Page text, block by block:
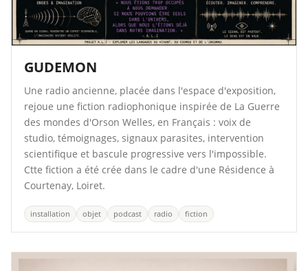
GUDEMON
Une radio ancienne, placée dans l'espace d'exposition,
rejoue une fiction radiophonique inspirée de La Guerre
des mondes d'Orson Welles, en Français : voix de
studio, témoignages, signaux parasites, intervention
scientifique et bascule progressive vers l'impossible.
Ctte fiction a été crée dans le cadre d'une Résidence à
Courtenay, Loiret.
installation objet podcast radio fiction